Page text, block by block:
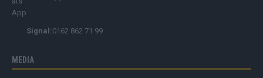
Signal:0162 862 71 99
MEDIA